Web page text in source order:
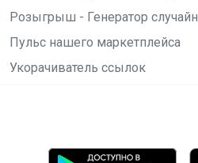
Розыгрыш - Генератор
Пульс нашего маркетплейса
Укорачиватель ссылок